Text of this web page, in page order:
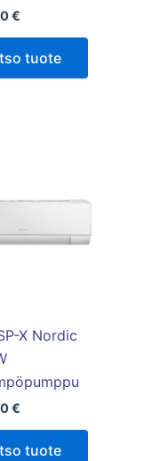
€
tuote
X Nordic
€
tuote